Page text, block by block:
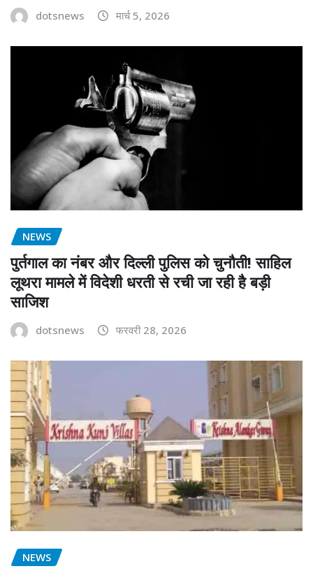
dotsnews मार्च 5, 2026
NEWS
पुर्तगाल का नंबर और दिल्ली पुलिस को चुनौती! साहिल
लूथरा मामले में विदेशी धरती से रची जा रही है बड़ी
साजिश
dotsnews फरवरी 28, 2026
NEWS